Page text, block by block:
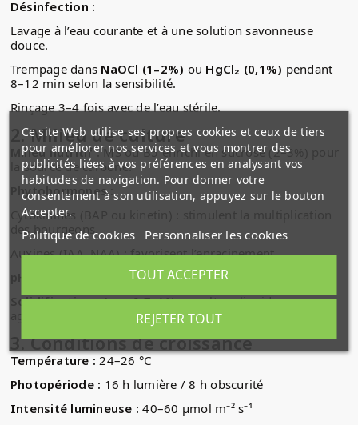
Désinfection :
Lavage à l’eau courante et à une solution savonneuse
douce.
Trempage dans NaOCl (1–2%) ou HgCl₂ (0,1%) pendant
8–12 min selon la sensibilité.
Rinçage 3–4 fois avec de l’eau stérile.
2.Milieu de culture
Milieu nutritif :MS ou B5 enrichi en sucrose (2–3%) pour
la source de carbone.
Phytohormones :
Cytokinines (BAP ou kinetin) : stimulent la multiplication
des bourgeons.
Auxines (IAA, NAA) : favorisent l’enracinement.
Solidification :Agar 0,7–1% ou culture liquide avec
agitation douce pour certaines expérimentations.
3.Conditions de croissance
Température : 24–26 °C
Photopériode : 16 h lumière / 8 h obscurité
Intensité lumineuse : 40–60 μmol m⁻² s⁻¹
Ce site Web utilise ses propres cookies et ceux de tiers
pour améliorer nos services et vous montrer des
publicités liées à vos préférences en analysant vos
habitudes de navigation. Pour donner votre
consentement à son utilisation, appuyez sur le bouton
Accepter.
Politique de cookies Personnaliser les cookies
REJETER TOUT
TOUT ACCEPTER